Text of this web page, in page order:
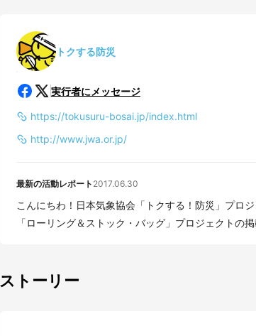
トクする防災
実行者にメッセージ
https://tokusuru-bosai.jp/index.html
http://www.jwa.or.jp/
最新の活動レポート 2017.06.30
こんにちわ！日本気象協会「トクする！防災」プロジェクトチー
「ローリング＆ストック・バッグ」プロジェクトの
ストーリー